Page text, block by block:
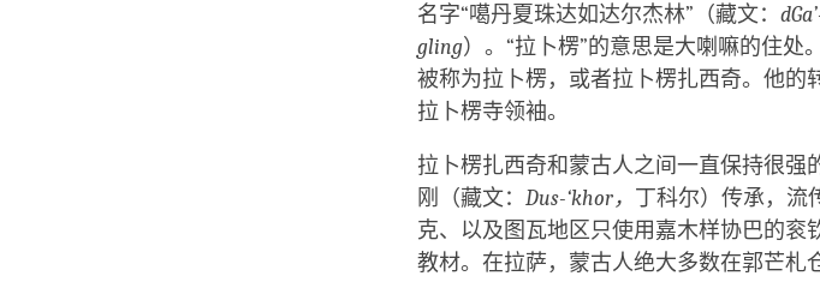
名字“噶丹夏珠达如达尔杰林”（藏文：
gling）。“拉卜楞”的意思是大喇嘛的住
被称为拉卜楞，或者拉卜楞扎西奇。他的
拉卜楞寺领袖。
拉卜楞扎西奇和蒙古人之间一直保持很
刚（藏文： Dus-‘khor， 丁科尔）传承，流
克、以及图瓦地区只使用嘉木样协巴的
教材。在拉萨，蒙古人绝大多数在郭芒札